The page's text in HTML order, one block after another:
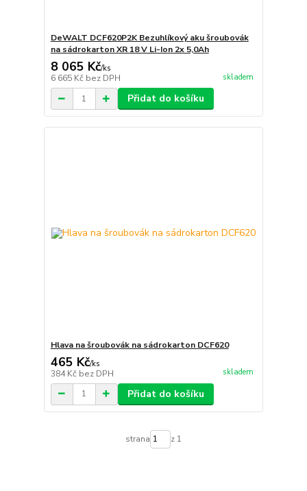
DeWALT DCF620P2K Bezuhlíkový aku šroubovák
na sádrokarton XR 18 V Li-Ion 2x 5,0Ah
8 065 Kč/ks
6 665 Kč bez DPH skladem
Přidat do košíku
Hlava na šroubovák na sádrokarton DCF620
465 Kč/ks
384 Kč bez DPH skladem
Přidat do košíku
strana z 1